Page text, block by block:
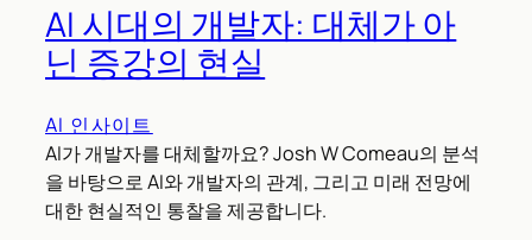
AI 시대의 개발자: 대체가 아
닌 증강의 현실
AI 인사이트
AI가 개발자를 대체할까요? Josh W Comeau의 분석
을 바탕으로 AI와 개발자의 관계, 그리고 미래 전망에
대한 현실적인 통찰을 제공합니다.